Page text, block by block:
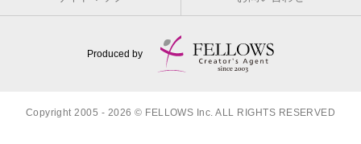
Produced by
Copyright 2005 - 2026 © FELLOWS Inc. ALL RIGHTS RESERVED